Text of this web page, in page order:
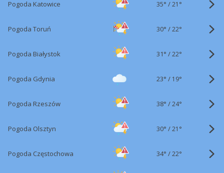
Pogoda Katowice 35° /21°
Pogoda Toruń 30° /22°
Pogoda Białystok 31° /22°
Pogoda Gdynia 23° / 19°
Pogoda Rzeszów 38° /24°
Pogoda Olsztyn 30° /21°
Pogoda Częstochowa 34° /22°